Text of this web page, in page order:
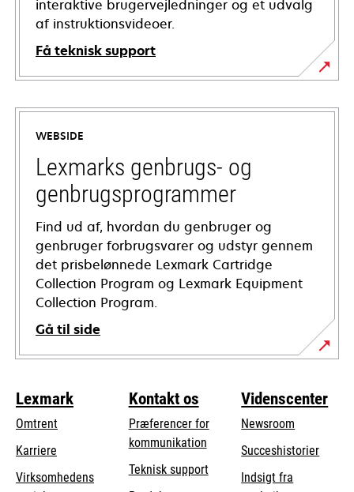
interaktive brugervejledninger og et udvalg
af instruktionsvideoer.
Få teknisk support
opens
in
new
tab
WEBSIDE
Lexmarks genbrugs- og
genbrugsprogrammer
Find ud af, hvordan du genbruger og
genbruger forbrugsvarer og udstyr gennem
det prisbelønnede Lexmark Cartridge
Collection Program og Lexmark Equipment
Collection Program.
Gå til side
Lexmark
Omtrent
Karriere
Virksomhedens
Kontakt os
Præferencer for
kommunikation
Teknisk supportopens
Videnscenter
Newsroom
Succeshistorier
Indsigt fra